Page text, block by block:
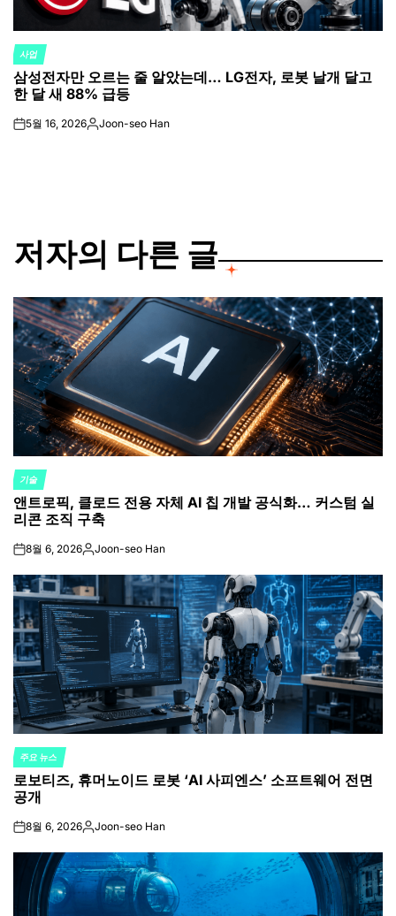
POSTED
IN
사업
삼성전자만 오르는 줄 알았는데… LG전자, 로봇 날개 달고
한 달 새 88% 급등
on5월 16, 2026Posted
Joon-seo Han
저자의 다른 글
POSTED
IN
기술
앤트로픽, 클로드 전용 자체 AI 칩 개발 공식화… 커스텀 실
리콘 조직 구축
on8월 6, 2026Posted
Joon-seo Han
POSTED
IN
주요 뉴스
로보티즈, 휴머노이드 로봇 ‘AI 사피엔스’ 소프트웨어 전면
공개
on8월 6, 2026Posted
Joon-seo Han